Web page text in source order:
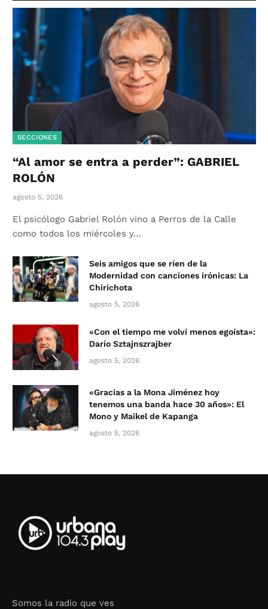
SECCIONES
“Al amor se entra a perder”: GABRIEL
ROLÓN
agosto 5, 2026
El psicólogo Gabriel Rolón vino a Perros de la Calle
como todos los miércoles y…
Seis amigos que se ríen de la
Modernidad con canciones irónicas: La
Chirichota
agosto 5, 2026
«Con el tiempo me volví menos egoísta»:
Darío Sztajnszrajber
agosto 5, 2026
«Gracias a la Mona Jiménez hoy
tenemos una banda hace 30 años»: El
Mono y Maikel de Kapanga
agosto 5, 2026
Somos la radio que ves